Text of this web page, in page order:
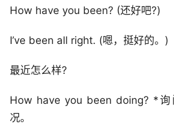
How have you been? (还好吧?)
I’ve been all right. (嗯，挺好的。)
最近怎么样?
How have you been doing? *
况。